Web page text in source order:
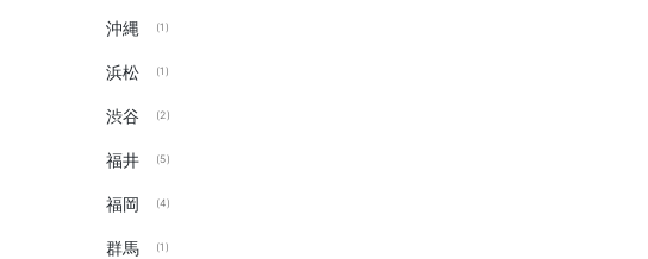
沖縄 (1)
浜松 (1)
渋谷 (2)
福井 (5)
福岡 (4)
群馬 (1)